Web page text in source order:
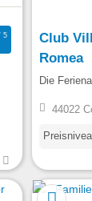
Club
Romea
Die
44022